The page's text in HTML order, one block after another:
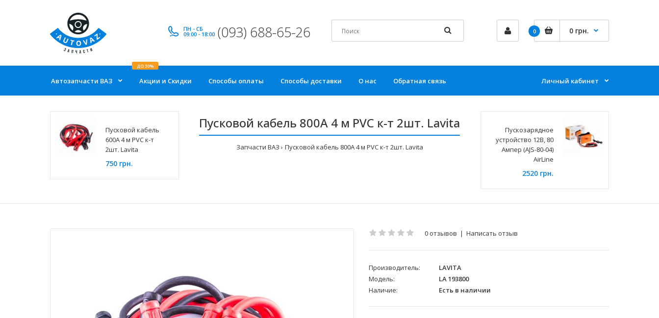
ПН - СБ
09:00 - 18:00 (093) 688-65-26 0 0 грн.
Автозапчасти ВАЗ Акции и Скидки
ДО 30%
Способы оплаты Способы доставки О нас Обратная связь Личный кабинет
Пусковой кабель
600A 4 м PVC к-т
2шт. Lavita
750 грн.
Пусковой кабель 800A 4 м PVC к-т 2шт. Lavita
Запчасти ВАЗ Пусковой кабель 800A 4 м PVC к-т 2шт. Lavita
Пускозарядное
устройство 12В, 80
Ампер (AJS-80-04)
AirLine
2520 грн.
0 отзывов | Написать отзыв
Производитель:
LAVITA
Модель:
LA 193800
Наличие:
Есть в наличии